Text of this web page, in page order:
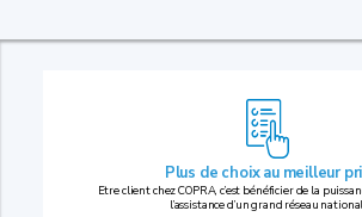
Plus de choix au meilleur
Etre client chez COPRA, c’est bénéficier de la
l’assistance d’un grand réseau national.